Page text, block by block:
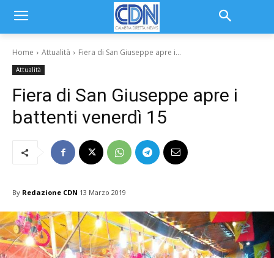
Home Attualità Fiera di San Giuseppe apre i...
Attualità
Fiera di San Giuseppe apre i
battenti venerdì 15
By Redazione CDN 13 Marzo 2019